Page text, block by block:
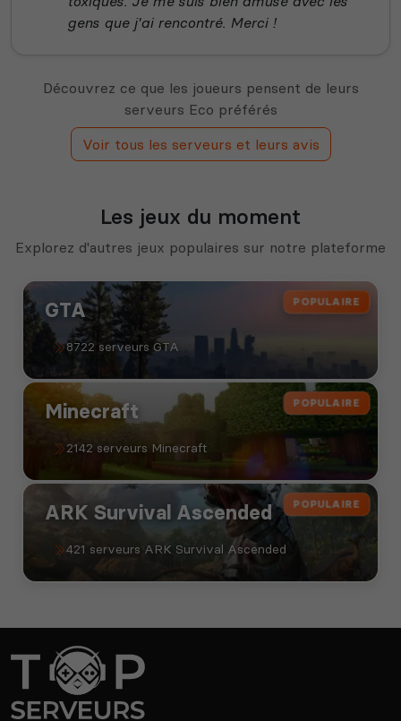
gens que j'ai rencontré. Merci !
Découvrez ce que les joueurs pensent de leurs
serveurs Eco préférés
Voir tous les serveurs et leurs avis
Les jeux du moment
Explorez d'autres jeux populaires sur notre plateforme
POPULAIRE
GTA
8722 serveurs GTA
POPULAIRE
Minecraft
2142 serveurs Minecraft
POPULAIRE
ARK Survival Ascended
421 serveurs ARK Survival Ascended